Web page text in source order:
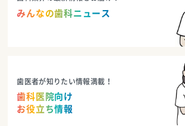
みんなの歯科ニュース
歯医者が知りたい情報満載！
歯科医院向け
お役立ち情報